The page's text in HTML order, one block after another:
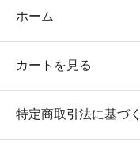
ホーム
カートを見る
特定商取引法に基づ